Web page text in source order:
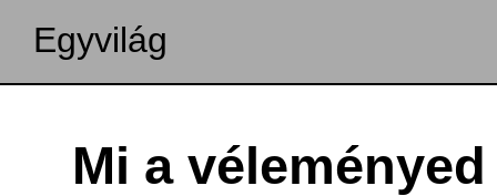
Egyvilág
Mi a